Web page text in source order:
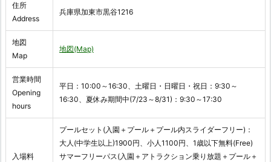
住所
Address
兵庫県加東市黒谷1216
地図
Map
地図(Map)
営業時間
Opening
hours
平日：10:00～16:30、土曜日・日曜日・祝日：9:30～
16:30、夏休み期間中(7/23～8/31)：9:30～17:30
入場料
プールセット(入園＋プール＋プール内スライダーフリー)：
大人(中学生以上)1900円、小人1100円、1歳以下無料(Free)
サマーフリーパス(入園＋アトラクション乗り放題＋プール＋